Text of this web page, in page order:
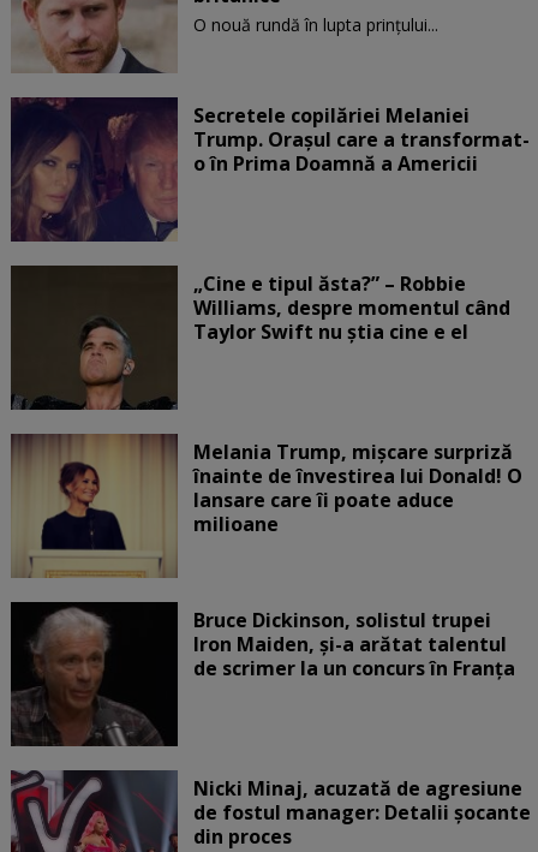
O nouă rundă în lupta prinţului...
Secretele copilăriei Melaniei
Trump. Orașul care a transformat-
o în Prima Doamnă a Americii
„Cine e tipul ăsta?” – Robbie
Williams, despre momentul când
Taylor Swift nu știa cine e el
Melania Trump, mișcare surpriză
înainte de învestirea lui Donald! O
lansare care îi poate aduce
milioane
Bruce Dickinson, solistul trupei
Iron Maiden, şi-a arătat talentul
de scrimer la un concurs în Franţa
Nicki Minaj, acuzată de agresiune
de fostul manager: Detalii șocante
din proces